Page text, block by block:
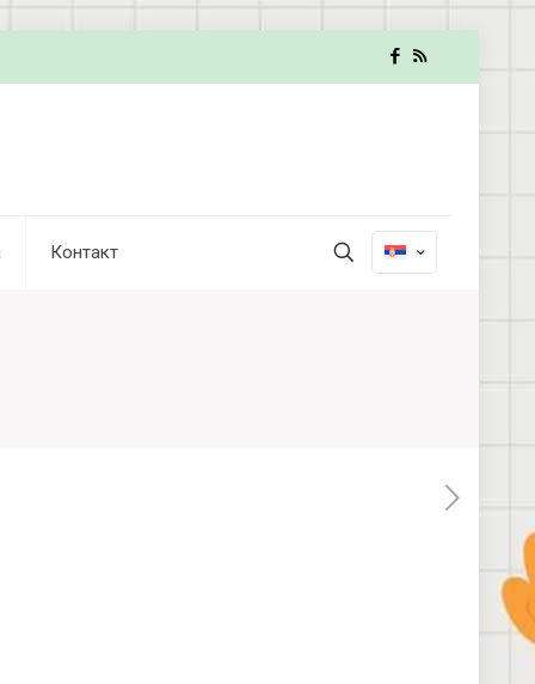
Контакт